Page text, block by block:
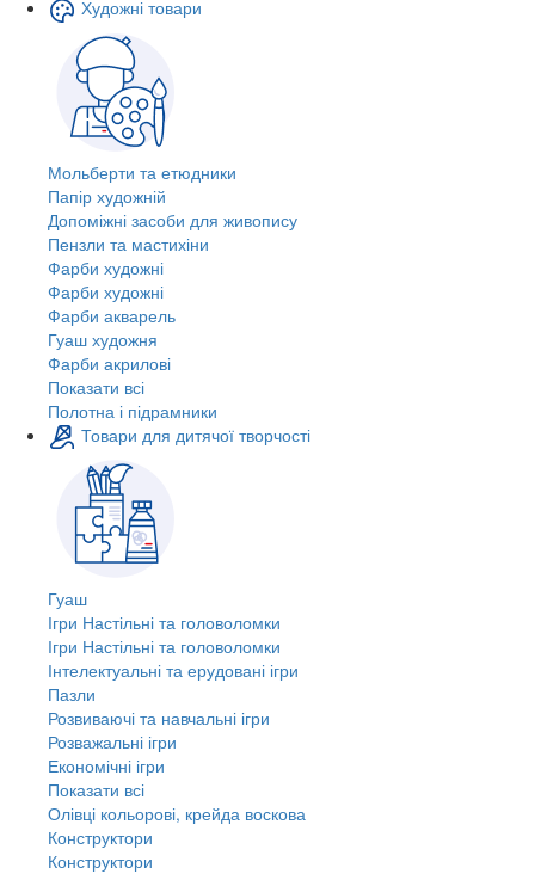
Художні товари
Мольберти та етюдники
Папір художній
Допоміжні засоби для живопису
Пензли та мастихіни
Фарби художні
Фарби художні
Фарби акварель
Гуаш художня
Фарби акрилові
Показати всі
Полотна і підрамники
Товари для дитячої творчості
Гуаш
Ігри Настільні та головоломки
Ігри Настільні та головоломки
Інтелектуальні та ерудовані ігри
Пазли
Розвиваючі та навчальні ігри
Розважальні ігри
Економічні ігри
Показати всі
Олівці кольорові, крейда воскова
Конструктори
Конструктори